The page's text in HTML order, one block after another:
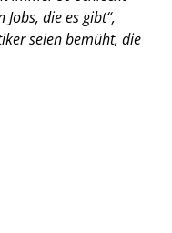
die es gibt“,
seien bemüht, die